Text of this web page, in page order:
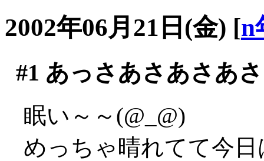
2002年06月21日(金) [n
#1 あっさあさあさあ
眠い～～(@_@)
めっちゃ晴れてて今